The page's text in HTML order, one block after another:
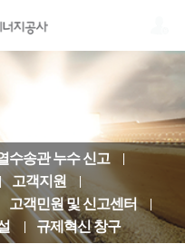
수송관 누수 신고
고객지원
고객민원 및 신고센터
규제혁신 창구